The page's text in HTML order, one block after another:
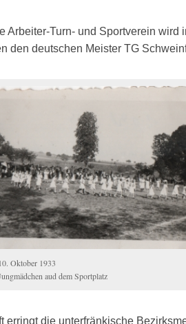
Arbeiter-Turn- und Sportverein wird
den deutschen Meister TG
10. Oktober 1933
aud dem Sportplatz
erringt die unterfränkische